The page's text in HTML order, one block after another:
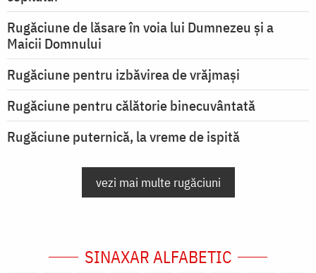
Rugăciune de lăsare în voia lui Dumnezeu şi a
Maicii Domnului
Rugăciune pentru izbăvirea de vrăjmași
Rugăciune pentru călătorie binecuvântată
Rugăciune puternică, la vreme de ispită
vezi mai multe rugăciuni
SINAXAR ALFABETIC